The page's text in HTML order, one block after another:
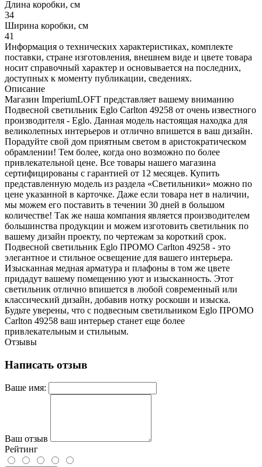
Длина коробки, см
34
Ширина коробки, см
41
Информация о технических характеристиках, комплекте
поставки, стране изготовления, внешнем виде и цвете товара
носит справочный характер и основывается на последних,
доступных к моменту публикации, сведениях.
Описание
Магазин ImperiumLOFT представляет вашему вниманию
Подвесной светильник Eglo Carlton 49258 от очень известного
производителя - Eglo. Данная модель настоящая находка для
великолепных интерьеров и отлично впишется в ваш дизайн.
Порадуйте свой дом приятным светом в аристократическом
обрамлении! Тем более, когда оно возможно по более
привлекательной цене. Все товары нашего магазина
сертифицированы с гарантией от 12 месяцев. Купить
представленную модель из раздела «Светильники» можно по
цене указанной в карточке. Даже если товара нет в наличии,
мы можем его поставить в течении 30 дней в большом
количестве! Так же наша компания является производителем
большинства продукции и можем изготовить светильник по
вашему дизайн проекту, по чертежам за короткий срок.
Подвесной светильник Eglo ПРОМО Carlton 49258 - это
элегантное и стильное освещение для вашего интерьера.
Изысканная медная арматура и плафоны в том же цвете
придадут вашему помещению уют и изысканность. Этот
светильник отлично впишется в любой современный или
классический дизайн, добавив нотку роскоши и изыска.
Будьте уверены, что с подвесным светильником Eglo ПРОМО
Carlton 49258 ваш интерьер станет еще более
привлекательным и стильным.
Отзывы
Написать отзыв
Ваше имя:
Ваш отзыв
Рейтинг